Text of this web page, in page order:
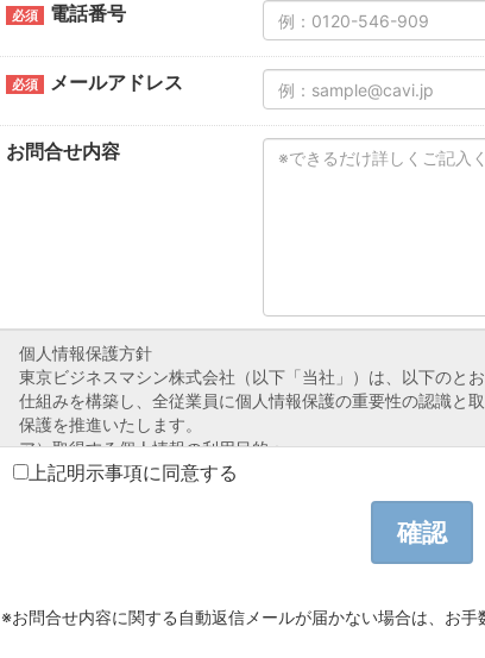
必須 電話番号
必須 メールアドレス
お問合せ内容
上記明示事項に同意する
※お問合せ内容に関する自動返信メールが届かない場合は、お手